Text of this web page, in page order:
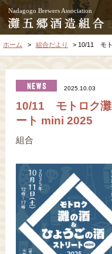
Nadagogo Brewers Association
ホーム 組合だより 10/11 モト
2025.10.03
10/11 モトロク灘
ート mini 2025
組合